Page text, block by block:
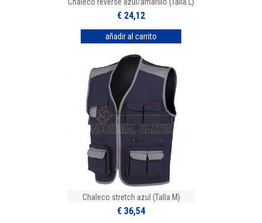
€ 24,12
Chaleco stretch azul (Talla M)
€ 36,54